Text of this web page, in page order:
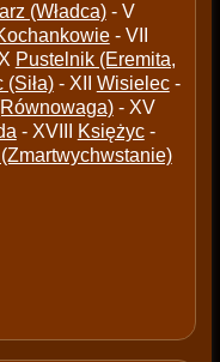
(Władca)- V
- VII
Pustelnik (Eremita,
(Siła)- XII Wisielec-
- XV
- XVIII Księżyc-